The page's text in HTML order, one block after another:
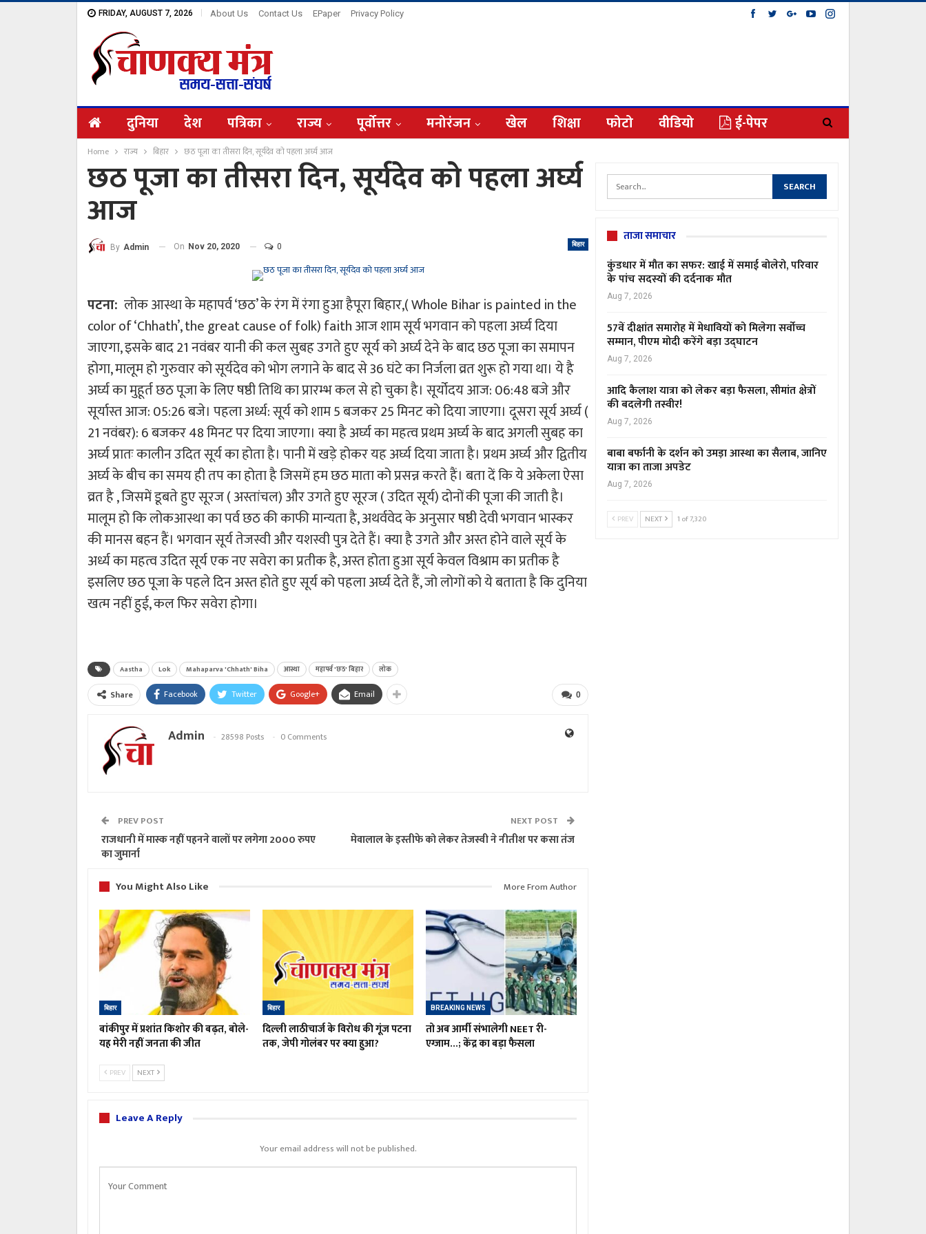
FRIDAY, AUGUST 7, 2026 About Us Contact Us EPaper Privacy Policy
दुनिया देश पत्रिका राज्य पूर्वोत्तर मनोरंजन खेल शिक्षा फोटो वीडियो ई-पेपर
Home राज्य बिहार छठ पूजा का तीसरा दिन, सूर्यदेव को पहला अर्घ्य आज
छठ पूजा का तीसरा दिन, सूर्यदेव को पहला अर्घ्य
आज
बिहार
By Admin On Nov 20, 2020 0
पटना: लोक आस्था के महापर्व ‘छठ’ के रंग में रंगा हुआ हैपूरा बिहार,( Whole Bihar is painted in the
color of ‘Chhath’, the great cause of folk) faith आज शाम सूर्य भगवान को पहला अर्घ्य दिया
जाएगा, इसके बाद 21 नवंबर यानी की कल सुबह उगते हुए सूर्य को अर्घ्य देने के बाद छठ पूजा का समापन
होगा, मालूम हो गुरुवार को सूर्यदेव को भोग लगाने के बाद से 36 घंटे का निर्जला व्रत शुरू हो गया था। ये है
अर्घ्य का मुहूर्त छठ पूजा के लिए षष्ठी तिथि का प्रारम्भ कल से हो चुका है। सूर्योदय आज: 06:48 बजे और
सूर्यास्त आज: 05:26 बजे। पहला अर्ध्य: सूर्य को शाम 5 बजकर 25 मिनट को दिया जाएगा। दूसरा सूर्य अर्घ्य (
21 नवंबर): 6 बजकर 48 मिनट पर दिया जाएगा। क्या है अर्घ्य का महत्व प्रथम अर्घ्य के बाद अगली सुबह का
अर्घ्य प्रातः कालीन उदित सूर्य का होता है। पानी में खड़े होकर यह अर्घ्य दिया जाता है। प्रथम अर्घ्य और द्वितीय
अर्घ्य के बीच का समय ही तप का होता है जिसमें हम छठ माता को प्रसन्न करते हैं। बता दें कि ये अकेला ऐसा
व्रत है , जिसमें डूबते हुए सूरज ( अस्तांचल) और उगते हुए सूरज ( उदित सूर्य) दोनों की पूजा की जाती है।
मालूम हो कि लोकआस्था का पर्व छठ की काफी मान्यता है, अथर्ववेद के अनुसार षष्ठी देवी भगवान भास्कर
की मानस बहन हैं। भगवान सूर्य तेजस्वी और यशस्वी पुत्र देते हैं। क्या है उगते और अस्त होने वाले सूर्य के
अर्ध्य का महत्व उदित सूर्य एक नए सवेरा का प्रतीक है, अस्त होता हुआ सूर्य केवल विश्राम का प्रतीक है
इसलिए छठ पूजा के पहले दिन अस्त होते हुए सूर्य को पहला अर्घ्य देते हैं, जो लोगों को ये बताता है कि दुनिया
खत्म नहीं हुई, कल फिर सवेरा होगा।
Aastha Lok Mahaparva 'Chhath' Biha आस्था महापर्व 'छठ' बिहार लोक
0
Share Facebook Twitter Google+ Email
Admin 28598 Posts 0 Comments
PREV POST
राजधानी में मास्क नहीं पहनने वालों पर लगेगा 2000 रुपए
का जुमार्ना
NEXT POST
मेवालाल के इस्तीफे को लेकर तेजस्वी ने नीतीश पर कसा तंज
You Might Also Like More From Author
बिहार
बांकीपुर में प्रशांत किशोर की बढ़त, बोले-
यह मेरी नहीं जनता की जीत
बिहार
दिल्ली लाठीचार्ज के विरोध की गूंज पटना
तक, जेपी गोलंबर पर क्या हुआ?
BREAKING NEWS
तो अब आर्मी संभालेगी NEET री-
एग्जाम…; केंद्र का बड़ा फैसला
PREV NEXT
Leave A Reply
Your email address will not be published.
ताजा समाचार
कुंडधार में मौत का सफर: खाई में समाई बोलेरो, परिवार
के पांच सदस्यों की दर्दनाक मौत
Aug 7, 2026
57वें दीक्षांत समारोह में मेधावियों को मिलेगा सर्वोच्च
सम्मान, पीएम मोदी करेंगे बड़ा उद्घाटन
Aug 7, 2026
आदि कैलाश यात्रा को लेकर बड़ा फैसला, सीमांत क्षेत्रों
की बदलेगी तस्वीर!
Aug 7, 2026
बाबा बर्फानी के दर्शन को उमड़ा आस्था का सैलाब, जानिए
यात्रा का ताजा अपडेट
Aug 7, 2026
PREV NEXT 1 of 7,320